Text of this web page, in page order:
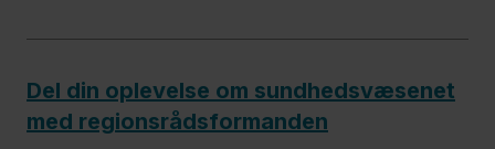
Del din oplevelse om sundhedsvæsenet
med regionsrådsformanden